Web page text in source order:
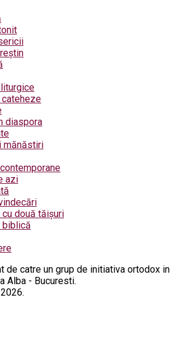
diaspora
mănăstiri
azi
cu două tăișuri
biblică
de catre un grup de initiativa ortodox in
Alba - Bucuresti.